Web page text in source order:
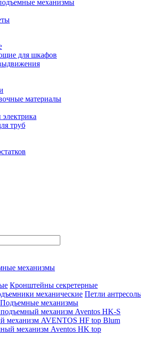
механизмы
для шкафов
материалы
труб
механизмы
Кронштейны секретерные
Петли
Подъемные механизмы
механизм Aventos HK-S
механизм AVENTOS HF top Blum
механизм Aventos HK top